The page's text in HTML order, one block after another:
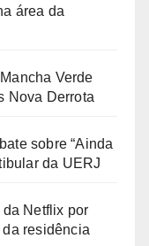
área da
Verde
Nova Derrota
sobre “Ainda
da UERJ
Netflix por
residência